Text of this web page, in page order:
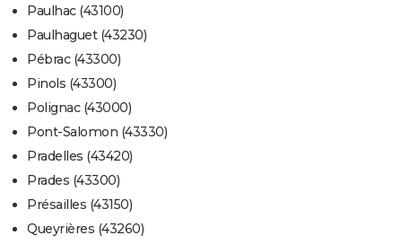
Paulhac (43100)
Paulhaguet (43230)
Pébrac (43300)
Pinols (43300)
Polignac (43000)
Pont-Salomon (43330)
Pradelles (43420)
Prades (43300)
Présailles (43150)
Queyrières (43260)